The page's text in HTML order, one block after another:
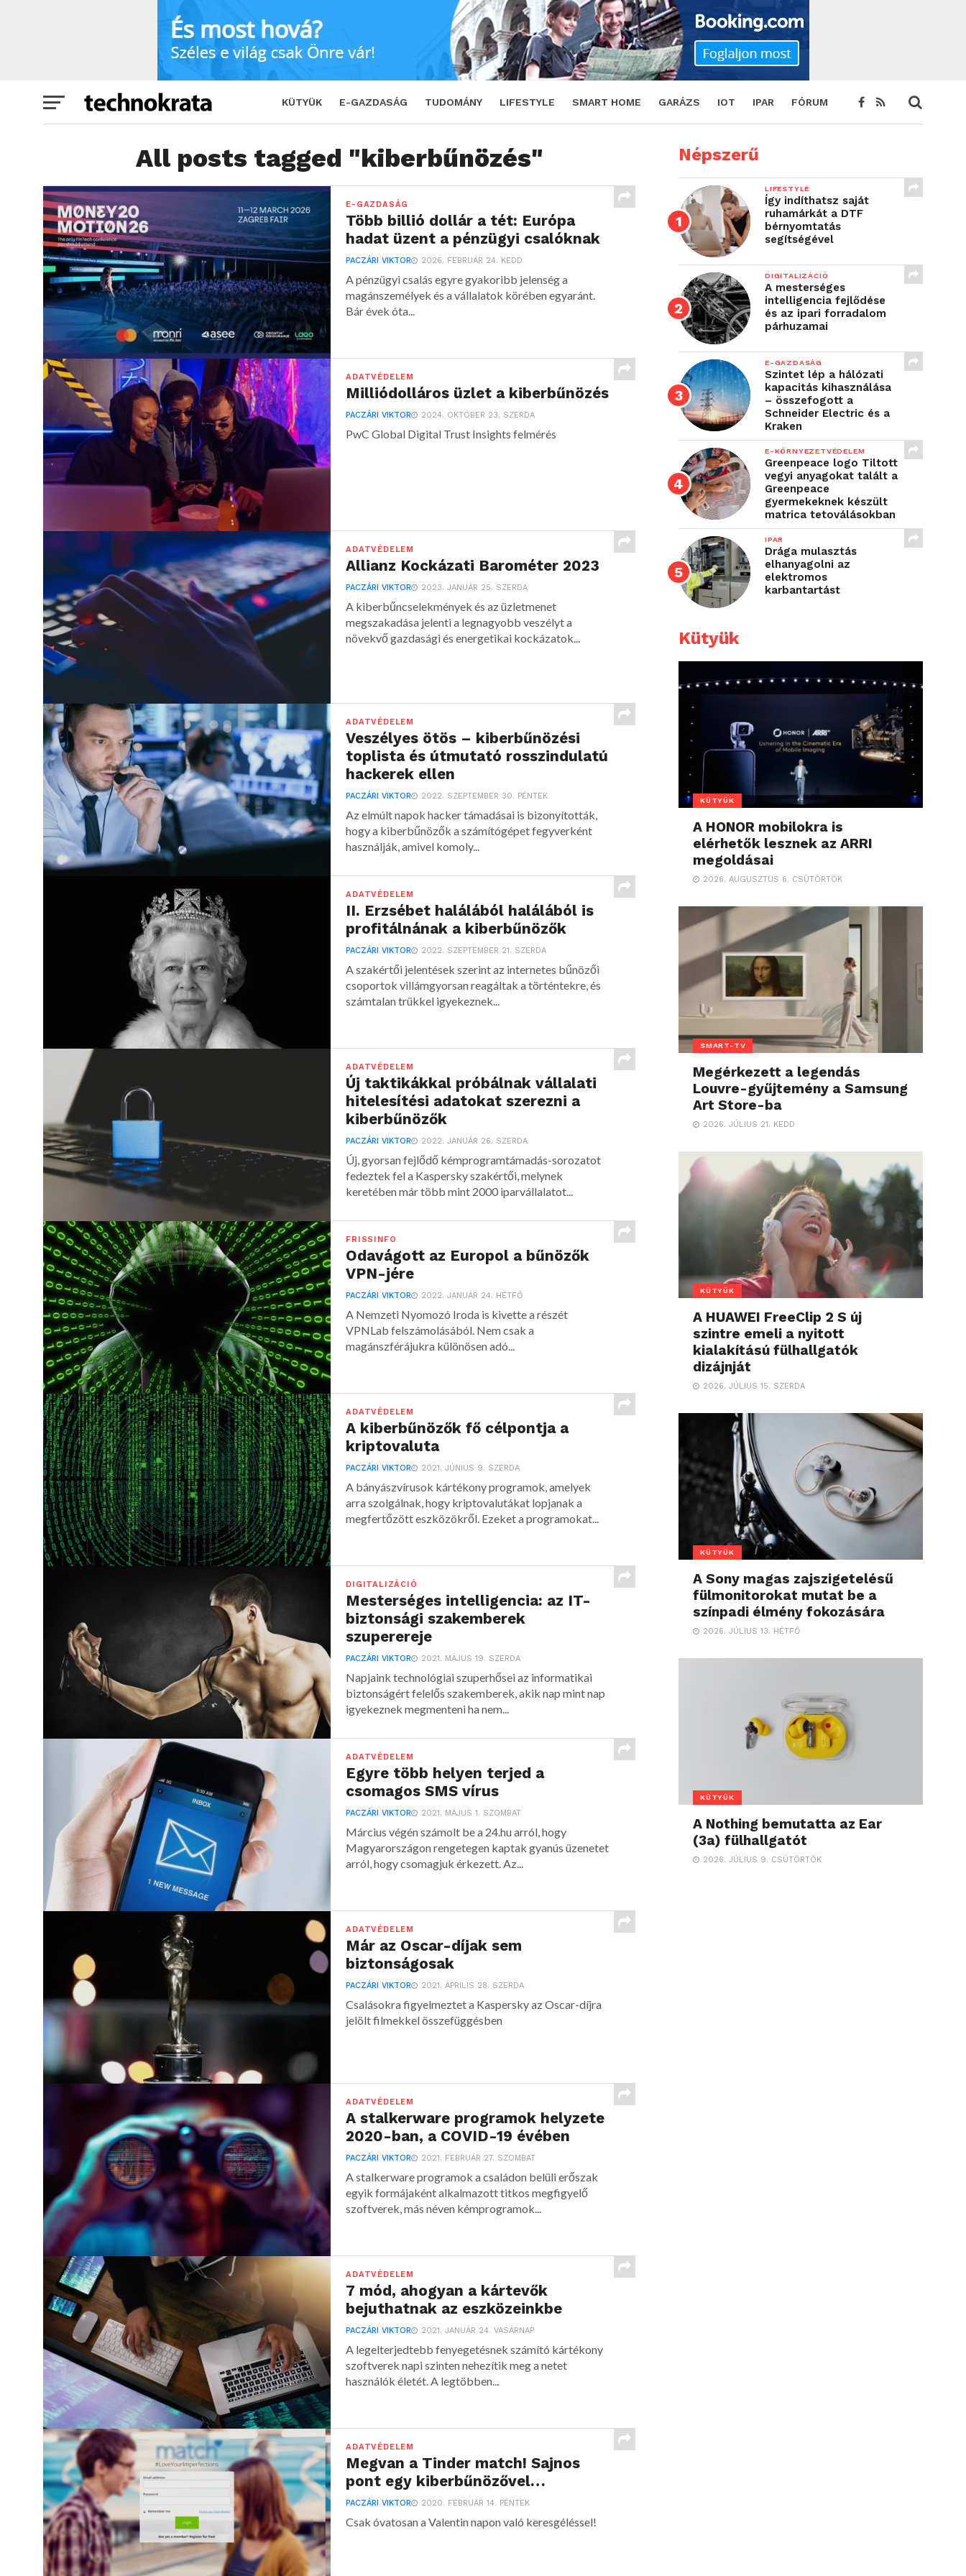
KÜTYÜK E-GAZDASÁG TUDOMÁNY LIFESTYLE SMART HOME GARÁZS IOT IPAR FÓRUM
All posts tagged "kiberbűnözés"
E-GAZDASÁG
Több billió dollár a tét: Európa
hadat üzent a pénzügyi csalóknak
PACZÁRI VIKTOR 2026. FEBRUÁR 24. KEDD
A pénzügyi csalás egyre gyakoribb jelenség a
magánszemélyek és a vállalatok körében egyaránt.
Bár évek óta...
ADATVÉDELEM
Milliódolláros üzlet a kiberbűnözés
PACZÁRI VIKTOR 2024. OKTÓBER 23. SZERDA
PwC Global Digital Trust Insights felmérés
ADATVÉDELEM
Allianz Kockázati Barométer 2023
PACZÁRI VIKTOR 2023. JANUÁR 25. SZERDA
A kiberbűncselekmények és az üzletmenet
megszakadása jelenti a legnagyobb veszélyt a
növekvő gazdasági és energetikai kockázatok...
ADATVÉDELEM
Veszélyes ötös – kiberbűnözési
toplista és útmutató rosszindulatú
hackerek ellen
PACZÁRI VIKTOR 2022. SZEPTEMBER 30. PÉNTEK
Az elmúlt napok hacker támadásai is bizonyították,
hogy a kiberbűnözők a számítógépet fegyverként
használják, amivel komoly...
ADATVÉDELEM
II. Erzsébet halálából halálából is
profitálnának a kiberbűnözők
PACZÁRI VIKTOR 2022. SZEPTEMBER 21. SZERDA
A szakértői jelentések szerint az internetes bűnözői
csoportok villámgyorsan reagáltak a történtekre, és
számtalan trükkel igyekeznek...
ADATVÉDELEM
Új taktikákkal próbálnak vállalati
hitelesítési adatokat szerezni a
kiberbűnözők
PACZÁRI VIKTOR 2022. JANUÁR 26. SZERDA
Új, gyorsan fejlődő kémprogramtámadás-sorozatot
fedeztek fel a Kaspersky szakértői, melynek
keretében már több mint 2000 iparvállalatot...
FRISSINFO
Odavágott az Europol a bűnözők
VPN-jére
PACZÁRI VIKTOR 2022. JANUÁR 24. HÉTFŐ
A Nemzeti Nyomozó Iroda is kivette a részét
VPNLab felszámolásából. Nem csak a
magánszférájukra különösen adó...
ADATVÉDELEM
A kiberbűnözők fő célpontja a
kriptovaluta
PACZÁRI VIKTOR 2021. JÚNIUS 9. SZERDA
A bányászvírusok kártékony programok, amelyek
arra szolgálnak, hogy kriptovalutákat lopjanak a
megfertőzött eszközökről. Ezeket a programokat...
DIGITALIZÁCIÓ
Mesterséges intelligencia: az IT-
biztonsági szakemberek
szuperereje
PACZÁRI VIKTOR 2021. MÁJUS 19. SZERDA
Napjaink technológiai szuperhősei az informatikai
biztonságért felelős szakemberek, akik nap mint nap
igyekeznek megmenteni ha nem...
ADATVÉDELEM
Egyre több helyen terjed a
csomagos SMS vírus
PACZÁRI VIKTOR 2021. MÁJUS 1. SZOMBAT
Március végén számolt be a 24.hu arról, hogy
Magyarországon rengetegen kaptak gyanús üzenetet
arról, hogy csomagjuk érkezett. Az...
ADATVÉDELEM
Már az Oscar-díjak sem
biztonságosak
PACZÁRI VIKTOR 2021. ÁPRILIS 28. SZERDA
Csalásokra figyelmeztet a Kaspersky az Oscar-díjra
jelölt filmekkel összefüggésben
ADATVÉDELEM
A stalkerware programok helyzete
2020-ban, a COVID-19 évében
PACZÁRI VIKTOR 2021. FEBRUÁR 27. SZOMBAT
A stalkerware programok a családon belüli erőszak
egyik formájaként alkalmazott titkos megfigyelő
szoftverek, más néven kémprogramok...
ADATVÉDELEM
7 mód, ahogyan a kártevők
bejuthatnak az eszközeinkbe
PACZÁRI VIKTOR 2021. JANUÁR 24. VASÁRNAP
A legelterjedtebb fenyegetésnek számító kártékony
szoftverek napi szinten nehezítik meg a netet
használók életét. A legtöbben...
ADATVÉDELEM
Megvan a Tinder match! Sajnos
pont egy kiberbűnözővel…
PACZÁRI VIKTOR 2020. FEBRUÁR 14. PÉNTEK
Csak óvatosan a Valentin napon való keresgéléssel!
Népszerű
LIFESTYLE
Így indíthatsz saját
ruhamárkát a DTF
bérnyomtatás
segítségével
DIGITALIZÁCIÓ
A mesterséges
intelligencia fejlődése
és az ipari forradalom
párhuzamai
E-GAZDASÁG
Szintet lép a hálózati
kapacitás kihasználása
– összefogott a
Schneider Electric és a
Kraken
E-KÖRNYEZETVÉDELEM
Greenpeace logo Tiltott
vegyi anyagokat talált a
Greenpeace
gyermekeknek készült
matrica tetoválásokban
IPAR
Drága mulasztás
elhanyagolni az
elektromos
karbantartást
Kütyük
KÜTYÜK
A HONOR mobilokra is
elérhetők lesznek az ARRI
megoldásai
2026. AUGUSZTUS 6. CSÜTÖRTÖK
SMART-TV
Megérkezett a legendás
Louvre-gyűjtemény a Samsung
Art Store-ba
2026. JÚLIUS 21. KEDD
KÜTYÜK
A HUAWEI FreeClip 2 S új
szintre emeli a nyitott
kialakítású fülhallgatók
dizájnját
2026. JÚLIUS 15. SZERDA
KÜTYÜK
A Sony magas zajszigetelésű
fülmonitorokat mutat be a
színpadi élmény fokozására
2026. JÚLIUS 13. HÉTFŐ
KÜTYÜK
A Nothing bemutatta az Ear
(3a) fülhallgatót
2026. JÚLIUS 9. CSÜTÖRTÖK